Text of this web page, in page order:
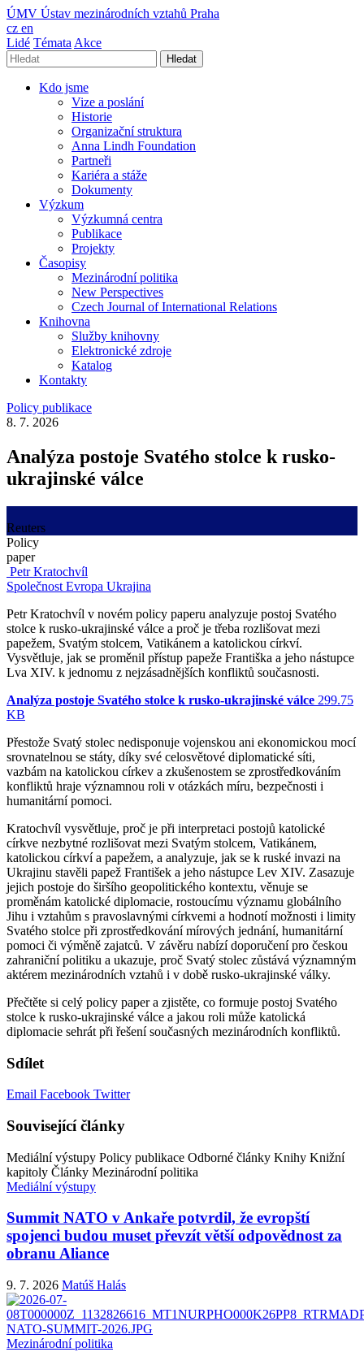
ÚMV Ústav mezinárodních vztahů Praha
cz en
Lidé Témata Akce
Hledat
Kdo jsme
Vize a poslání
Historie
Organizační struktura
Anna Lindh Foundation
Partneři
Kariéra a stáže
Dokumenty
Výzkum
Výzkumná centra
Publikace
Projekty
Časopisy
Mezinárodní politika
New Perspectives
Czech Journal of International Relations
Knihovna
Služby knihovny
Elektronické zdroje
Katalog
Kontakty
Policy publikace
8. 7. 2026
Analýza postoje Svatého stolce k rusko-
ukrajinské válce
Reuters
Policy
paper
Petr Kratochvíl
Společnost Evropa Ukrajina
Petr Kratochvíl v novém policy paperu analyzuje postoj Svatého
stolce k rusko-ukrajinské válce a proč je třeba rozlišovat mezi
papežem, Svatým stolcem, Vatikánem a katolickou církví.
Vysvětluje, jak se proměnil přístup papeže Františka a jeho nástupce
Lva XIV. k jednomu z nejzásadnějších konfliktů současnosti.
Analýza postoje Svatého stolce k rusko-ukrajinské válce 299.75
KB
Přestože Svatý stolec nedisponuje vojenskou ani ekonomickou mocí
srovnatelnou se státy, díky své celosvětové diplomatické síti,
vazbám na katolickou církev a zkušenostem se zprostředkováním
konfliktů hraje významnou roli v otázkách míru, bezpečnosti i
humanitární pomoci.
Kratochvíl vysvětluje, proč je při interpretaci postojů katolické
církve nezbytné rozlišovat mezi Svatým stolcem, Vatikánem,
katolickou církví a papežem, a analyzuje, jak se k ruské invazi na
Ukrajinu stavěli papež František a jeho nástupce Lev XIV. Zasazuje
jejich postoje do širšího geopolitického kontextu, věnuje se
proměnám katolické diplomacie, rostoucímu významu globálního
Jihu i vztahům s pravoslavnými církvemi a hodnotí možnosti i limity
Svatého stolce při zprostředkování mírových jednání, humanitární
pomoci či výměně zajatců. V závěru nabízí doporučení pro českou
zahraniční politiku a ukazuje, proč Svatý stolec zůstává významným
aktérem mezinárodních vztahů i v době rusko-ukrajinské války.
Přečtěte si celý policy paper a zjistěte, co formuje postoj Svatého
stolce k rusko-ukrajinské válce a jakou roli může katolická
diplomacie sehrát při řešení současných mezinárodních konfliktů.
Sdílet
Email Facebook Twitter
Související články
Mediální výstupy Policy publikace Odborné články Knihy Knižní
kapitoly Články Mezinárodní politika
Mediální výstupy
Summit NATO v Ankaře potvrdil, že evropští
spojenci budou muset převzít větší odpovědnost za
obranu Aliance
9. 7. 2026 Matúš Halás
Mezinárodní politika